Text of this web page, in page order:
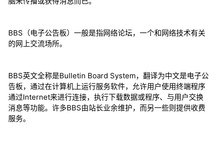
BBS（电子公告板）一般是指网络论坛，一个和网络技术有关
的网上交流场所。
BBS英文全称是Bulletin Board System，翻译为中文是电子公
告板，通过在计算机上运行服务软件，允许用户使用终端程序
通过Internet来进行连接，执行下载数据或程序、与用户交换
消息等功能。许多BBS由站长业余维护，而另一些则提供收费
服务。